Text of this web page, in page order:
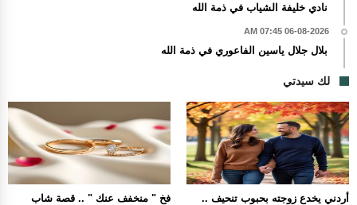
نادي خليفة الشياب في ذمة الله
06-08-2026 07:45 AM
بلال جلال ياسين الفاعوري في ذمة الله
لك سيدتي
فخ " منخفف عنك " .. قصة شاب
أردني يخدع زوجته بحبوب تنحيف ..